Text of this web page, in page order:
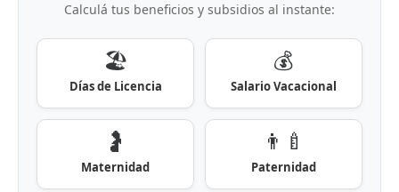
Calculá tus beneficios y subsidios al instante:
🏖️
Días de Licencia
💰
Salario Vacacional
🤰
Maternidad
👨‍🍼
Paternidad